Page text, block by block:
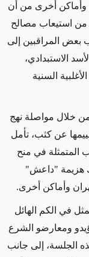
وأماكن أخرى من أن
من استيعاب مصالح
بعض المراقبين إلى
الاستبدادي،
السنية
خلال مواصلة نهج
عن كثب، تأمل
المتمثلة في منح
هزيمة "داعش"
وأماكن أخرى.
في الكم الهائل
ومعارضو الشرع
الجلسة، إلى جانب